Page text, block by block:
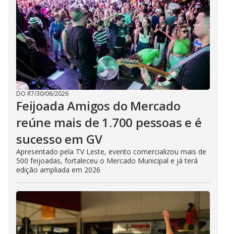
DO R7/30/06/2026
Feijoada Amigos do Mercado
reúne mais de 1.700 pessoas e é
sucesso em GV
Apresentado pela TV Leste, evento comercializou mais de
500 feijoadas, fortaleceu o Mercado Municipal e já terá
edição ampliada em 2026